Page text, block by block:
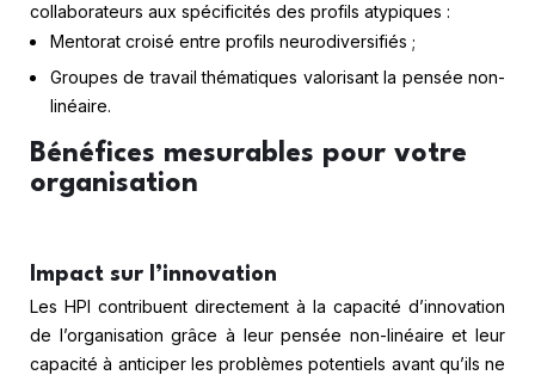
collaborateurs aux spécificités des profils atypiques :
Mentorat croisé entre profils neurodiversifiés ;
Groupes de travail thématiques valorisant la pensée non-
linéaire.
Bénéfices mesurables pour votre
organisation
Impact sur l’innovation
Les HPI contribuent directement à la capacité d’innovation
de l’organisation grâce à leur pensée non-linéaire et leur
capacité à anticiper les problèmes potentiels avant qu’ils ne